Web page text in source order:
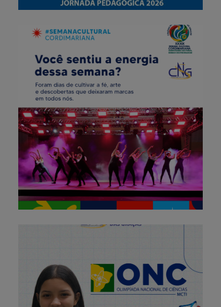
31 de outubro de 2025
39ª Semana Cultural
Cordimariana
30 de outubro de 2025